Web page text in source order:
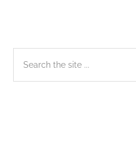
Sidebar
chính
the